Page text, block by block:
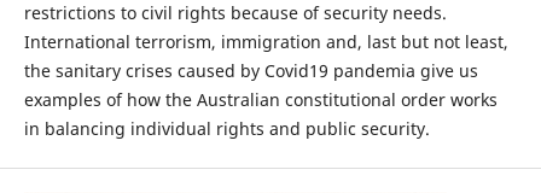
restrictions to civil rights because of security needs.
International terrorism, immigration and, last but not least,
the sanitary crises caused by Covid19 pandemia give us
examples of how the Australian constitutional order works
in balancing individual rights and public security.